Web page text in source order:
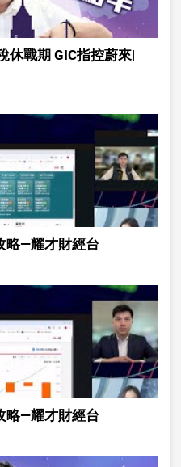
休戰期 GIC指控蔚來|
略—耀才財經台
略—耀才財經台